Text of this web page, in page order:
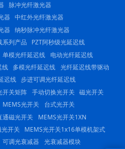
脉冲光纤激光器
器 中红外光纤激光器
器 纳秒脉冲光纤激光器
系列产品
PZT阿秒级光延迟线
单模光纤延迟线
电动光纤延迟线
线 多模光纤延迟线 光纤延迟线带驱动
迟线 步进可调光纤延迟线
开关矩阵 手动切换光开关 磁光开关
MEMS光开关
台式光开关
通磁光开关
MEMS光开关1XN
开关
MEMS光开关1x16单模机架式
可调光衰减器
光衰减器模块